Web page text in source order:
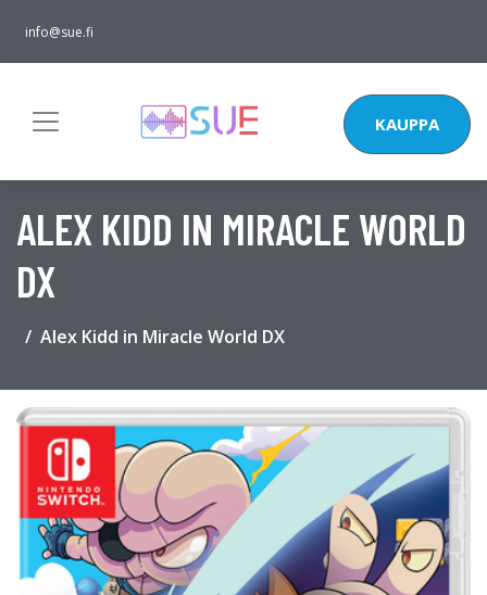
info@sue.fi
KAUPPA
ALEX KIDD IN MIRACLE WORLD
DX
Alex Kidd in Miracle World DX